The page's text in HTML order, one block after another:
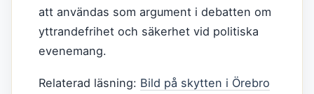
att användas som argument i debatten om
yttrandefrihet och säkerhet vid politiska
evenemang.
Relaterad läsning: Bild på skytten i Örebro